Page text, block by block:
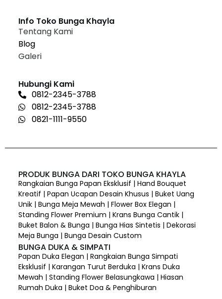
Info Toko Bunga Khayla
Tentang Kami
Blog
Galeri
Hubungi Kami
0812-2345-3788
0812-2345-3788
0821-1111-9550
PRODUK BUNGA DARI TOKO BUNGA KHAYLA
Rangkaian Bunga Papan Eksklusif | Hand Bouquet
Kreatif | Papan Ucapan Desain Khusus | Buket Uang
Unik | Bunga Meja Mewah | Flower Box Elegan |
Standing Flower Premium | Krans Bunga Cantik |
Buket Balon & Bunga | Bunga Hias Sintetis | Dekorasi
Meja Bunga | Bunga Desain Custom
BUNGA DUKA & SIMPATI
Papan Duka Elegan | Rangkaian Bunga Simpati
Eksklusif | Karangan Turut Berduka | Krans Duka
Mewah | Standing Flower Belasungkawa | Hiasan
Rumah Duka | Buket Doa & Penghiburan